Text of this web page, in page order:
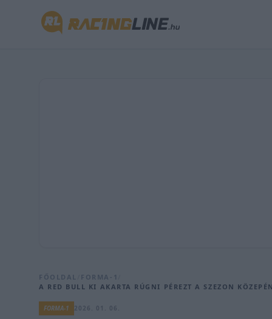
FŐOLDAL FORMA-1
A RED BULL KI AKARTA RÚGNI PÉREZT A SZEZON
FORMA-1